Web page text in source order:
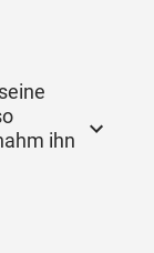
ihn